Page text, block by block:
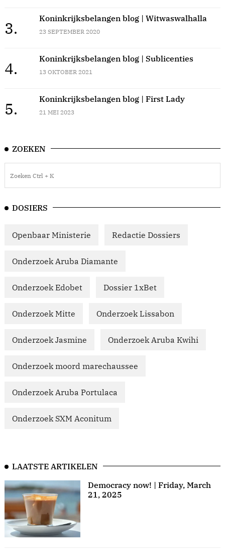
3.
Koninkrijksbelangen blog | Witwaswalhalla
23 SEPTEMBER 2020
4.
Koninkrijksbelangen blog | Sublicenties
13 OKTOBER 2021
5.
Koninkrijksbelangen blog | First Lady
21 MEI 2023
ZOEKEN
DOSIERS
Openbaar Ministerie Redactie Dossiers
Onderzoek Aruba Diamante
Onderzoek Edobet Dossier 1xBet
Onderzoek Mitte Onderzoek Lissabon
Onderzoek Jasmine Onderzoek Aruba Kwihi
Onderzoek moord marechaussee
Onderzoek Aruba Portulaca
Onderzoek SXM Aconitum
LAATSTE ARTIKELEN
Democracy now! | Friday, March
21, 2025